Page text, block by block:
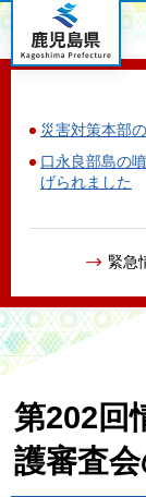
鹿児島県
災害対策本部
口永良部島の
げられました
緊急
第202回
護審査